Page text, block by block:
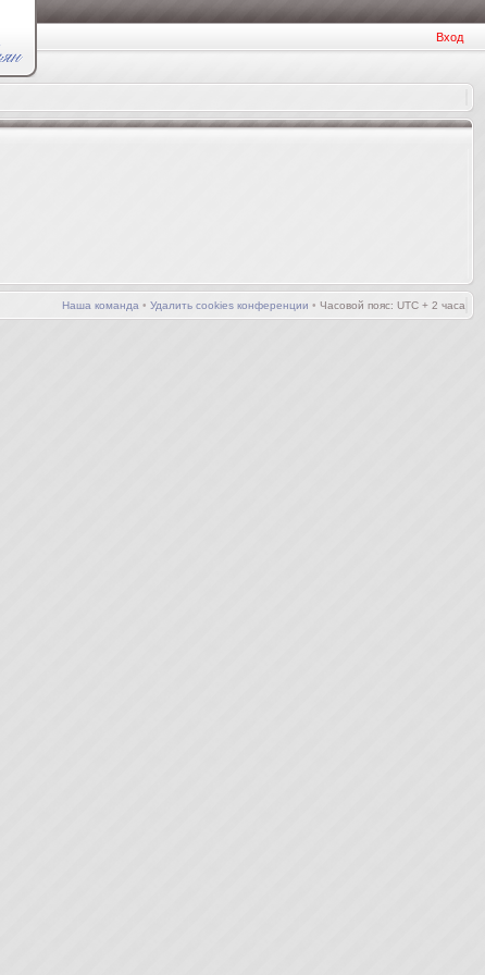
Вход
Наша команда • Удалить cookies конференции • Часовой пояс: UTC + 2 часа